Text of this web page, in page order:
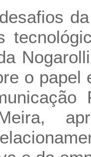
o papel